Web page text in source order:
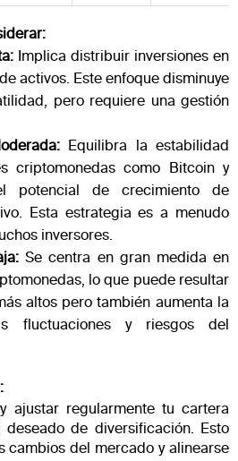
Implica distribuir inversiones en
activos. Este enfoque disminuye
pero requiere una gestión
Equilibra la estabilidad
criptomonedas como Bitcoin y
potencial de crecimiento de
Esta estrategia es a menudo
inversores.
Se centra en gran medida en
lo que puede resultar
altos pero también aumenta la
fluctuaciones y riesgos del
ajustar regularmente tu cartera
de diversificación. Esto
cambios del mercado y alinearse